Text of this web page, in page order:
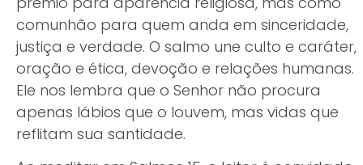
comunhão para quem anda em sinceridade,
justiça e verdade. O salmo une culto e caráter,
oração e ética, devoção e relações humanas.
Ele nos lembra que o Senhor não procura
apenas lábios que o louvem, mas vidas que
reflitam sua santidade.